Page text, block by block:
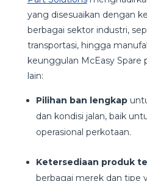
yang disesuaikan dengan
berbagai sektor industri,
transportasi, hingga
keunggulan McEasy Spare
lain:
Pilihan ban lengkap
dan kondisi jalan, baik
operasional perkotaan.
Ketersediaan produk
berbagai merek dan tipe